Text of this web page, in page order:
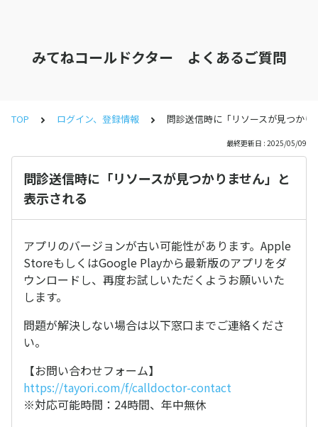
みてねコールドクター よくあるご質問
TOP ログイン、登録情報 問診送信時に「リソースが見つか
最終更新日 : 2025/05/09
問診送信時に「リソースが見つかりません」と
表示される
アプリのバージョンが古い可能性があります。Apple
StoreもしくはGoogle Playから最新版のアプリをダ
ウンロードし、再度お試しいただくようお願いいた
します。
問題が解決しない場合は以下窓口までご連絡くださ
い。
【お問い合わせフォーム】
https://tayori.com/f/calldoctor-contact
※対応可能時間：24時間、年中無休